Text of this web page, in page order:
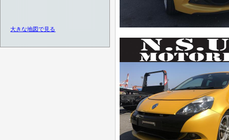
大きな地図で見る